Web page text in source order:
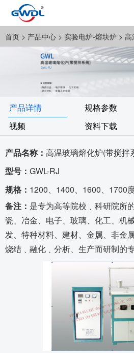
首页 > 产品中心 > 实验电炉-熔块炉 >
产品详情 规格参数
视频
资料下载
产品名称： 高温玻璃熔化炉(带搅拌
型号： GWL-RJ
规格： 1200、1400、1600、1700
备注： 是专为高等院校﹑科研院所
瓷、冶金、电子、玻璃、化工、机
发、特种材料、建材、金属、非金
烧结﹑融化﹑分析、生产而研制的专